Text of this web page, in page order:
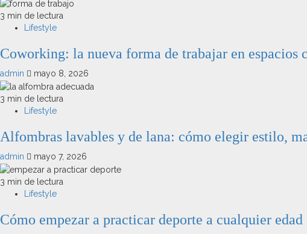
3 min de lectura
Lifestyle
Coworking: la nueva forma de trabajar en
admin mayo 8, 2026
3 min de lectura
Lifestyle
Alfombras lavables y de lana: cómo elegir estilo,
admin mayo 7, 2026
3 min de lectura
Lifestyle
Cómo empezar a practicar deporte a cualquier edad